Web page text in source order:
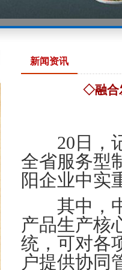
新闻资讯
◇融合
20日，记
全省服务型
阳企业中实
其中，中
产品生产核
统，可对各
户提供协同